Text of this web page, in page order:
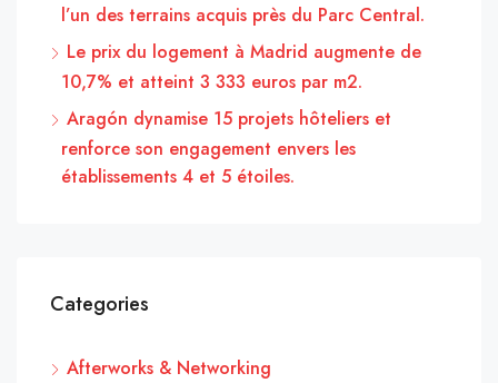
l’un des terrains acquis près du Parc Central.
Le prix du logement à Madrid augmente de
10,7% et atteint 3 333 euros par m2.
Aragón dynamise 15 projets hôteliers et
renforce son engagement envers les
établissements 4 et 5 étoiles.
Categories
Afterworks & Networking